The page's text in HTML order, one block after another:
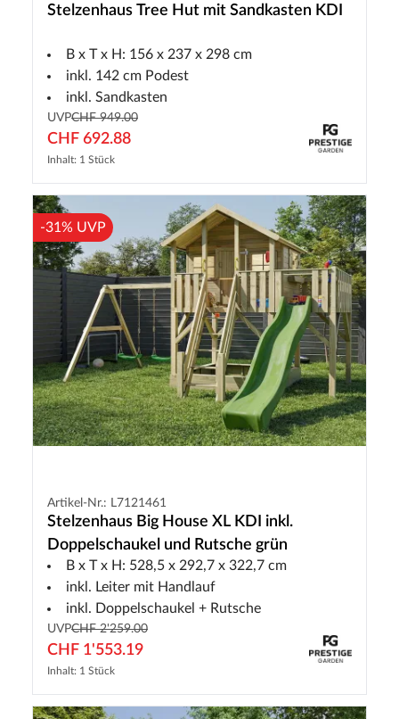
Stelzenhaus Tree Hut mit Sandkasten KDI
B x T x H: 156 x 237 x 298 cm
inkl. 142 cm Podest
inkl. Sandkasten
UVPCHF 949.00
CHF 692.88
Inhalt: 1 Stück
-31% UVP
Artikel-Nr.: L7121461
Stelzenhaus Big House XL KDI inkl.
Doppelschaukel und Rutsche grün
B x T x H: 528,5 x 292,7 x 322,7 cm
inkl. Leiter mit Handlauf
inkl. Doppelschaukel + Rutsche
UVPCHF 2'259.00
CHF 1'553.19
Inhalt: 1 Stück